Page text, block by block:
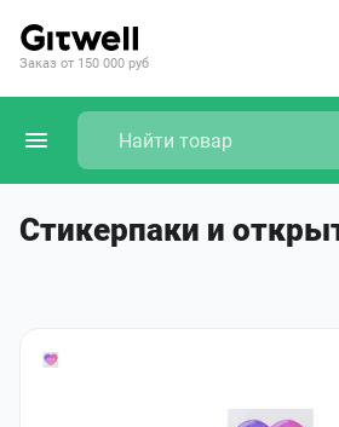
Заказ от 150 000 руб
Стикерпаки и